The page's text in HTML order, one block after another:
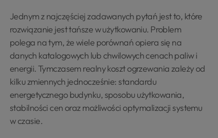
Jednym z najczęściej zadawanych pytań jest to, które
rozwiązanie jest tańsze w użytkowaniu. Problem
polega na tym, że wiele porównań opiera się na
danych katalogowych lub chwilowych cenach paliw i
energii. Tymczasem realny koszt ogrzewania zależy od
kilku zmiennych jednocześnie: standardu
energetycznego budynku, sposobu użytkowania,
stabilności cen oraz możliwości optymalizacji systemu
w czasie.